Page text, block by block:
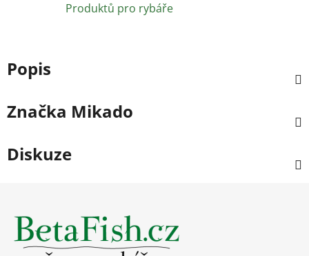
Produktů pro rybáře
Popis
Značka Mikado
Diskuze